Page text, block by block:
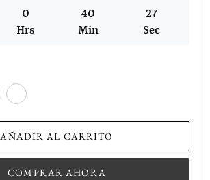
0
Hrs
40
Min
27
Sec
AÑADIR AL CARRITO
COMPRAR AHORA